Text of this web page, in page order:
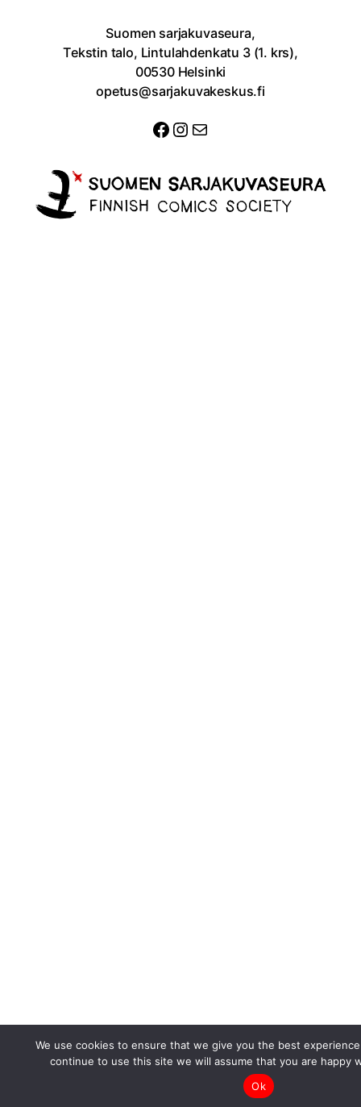
Suomen sarjakuvaseura,
Tekstin talo, Lintulahdenkatu 3 (1. krs),
00530 Helsinki
opetus@sarjakuvakeskus.fi
Facebook
Instagram
Sähköposti
We use cookies to ensure that we give you the best
continue to use this site we will assume that you are happy
Ok